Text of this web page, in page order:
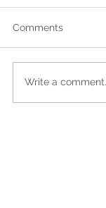
Comments
Write a